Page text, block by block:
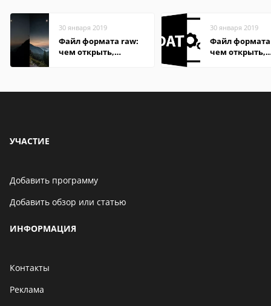
30 января 2019
Файл формата raw:
чем открыть,
30 января 2019
Файл формата
чем открыть,
УЧАСТИЕ
Добавить программу
Добавить обзор или статью
ИНФОРМАЦИЯ
Контакты
Реклама